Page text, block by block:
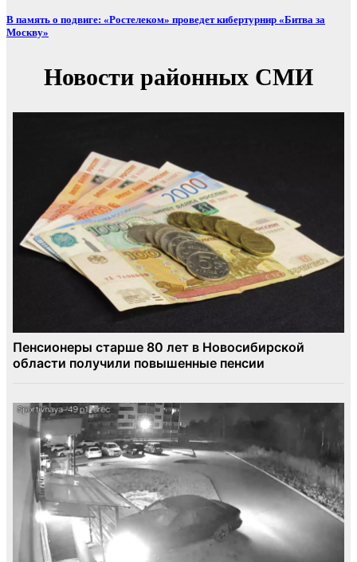
В память о подвиге: «Ростелеком» проведет кибертурнир «Битва за
Москву»